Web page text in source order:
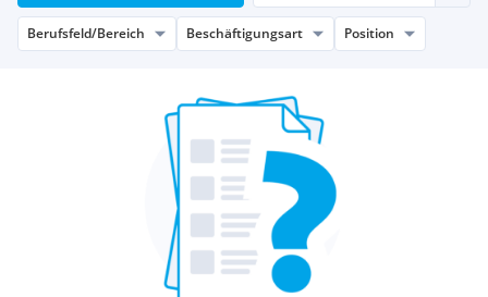
Berufsfeld/Bereich Beschäftigungsart Position